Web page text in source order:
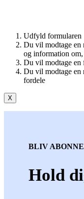
Udfyld formularen
Du vil modtage en
og information
Du vil modtage en
Du vil modtage
fordele
X
BLIV
Hold